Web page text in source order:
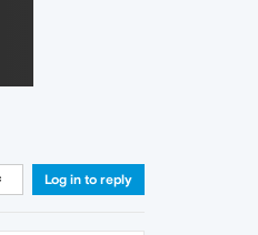
Log in to reply